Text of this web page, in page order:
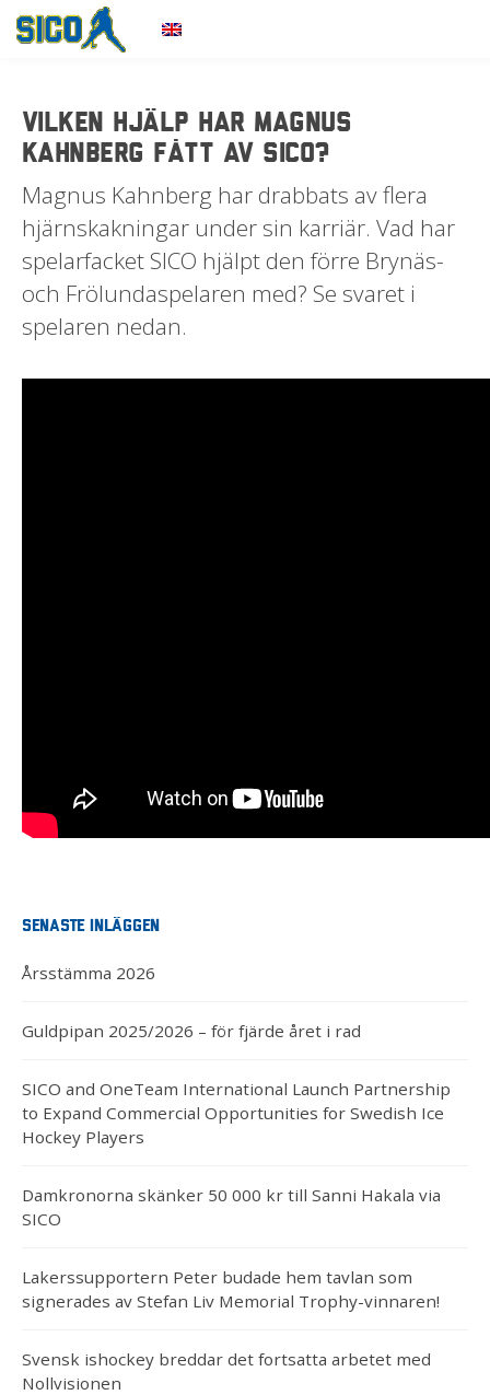
För spelare
Spelaragenter
Om oss
Vilken hjälp har Magnus
Kahnberg fått av SICO?
Magnus Kahnberg har drabbats av flera
hjärnskakningar under sin karriär. Vad har
spelarfacket SICO hjälpt den förre Brynäs-
och Frölundaspelaren med? Se svaret i
spelaren nedan.
Senaste inläggen
Årsstämma 2026
Guldpipan 2025/2026 – för fjärde året i rad
SICO and OneTeam International Launch Partnership
to Expand Commercial Opportunities for Swedish Ice
Hockey Players
Damkronorna skänker 50 000 kr till Sanni Hakala via
SICO
Lakerssupportern Peter budade hem tavlan som
signerades av Stefan Liv Memorial Trophy-vinnaren!
Svensk ishockey breddar det fortsatta arbetet med
Nollvisionen